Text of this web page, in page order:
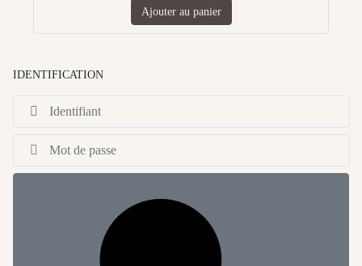
Ajouter au panier
IDENTIFICATION